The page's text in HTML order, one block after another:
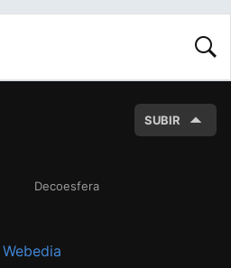
SUBIR
Decoesfera